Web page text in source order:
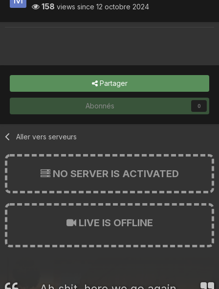
158 views since 12 octobre 2024
Partager
Abonnés 0
Aller vers serveurs
NO SERVER IS ACTIVATED
LIVE IS OFFLINE